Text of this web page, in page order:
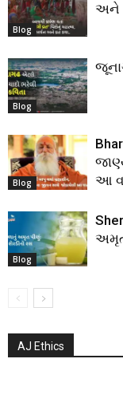
Blog
અને
Blog
Blog
આ
Blog
અમૃત
AJ Ethics